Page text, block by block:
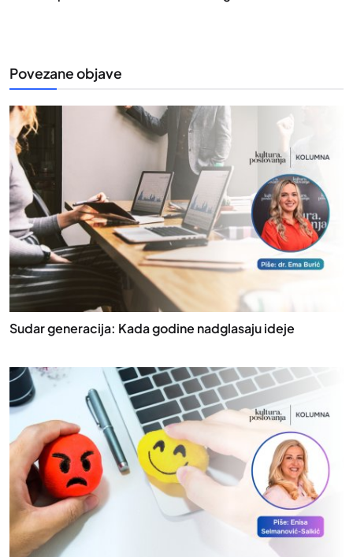
Povezane objave
Sudar generacija: Kada godine nadglasaju ideje